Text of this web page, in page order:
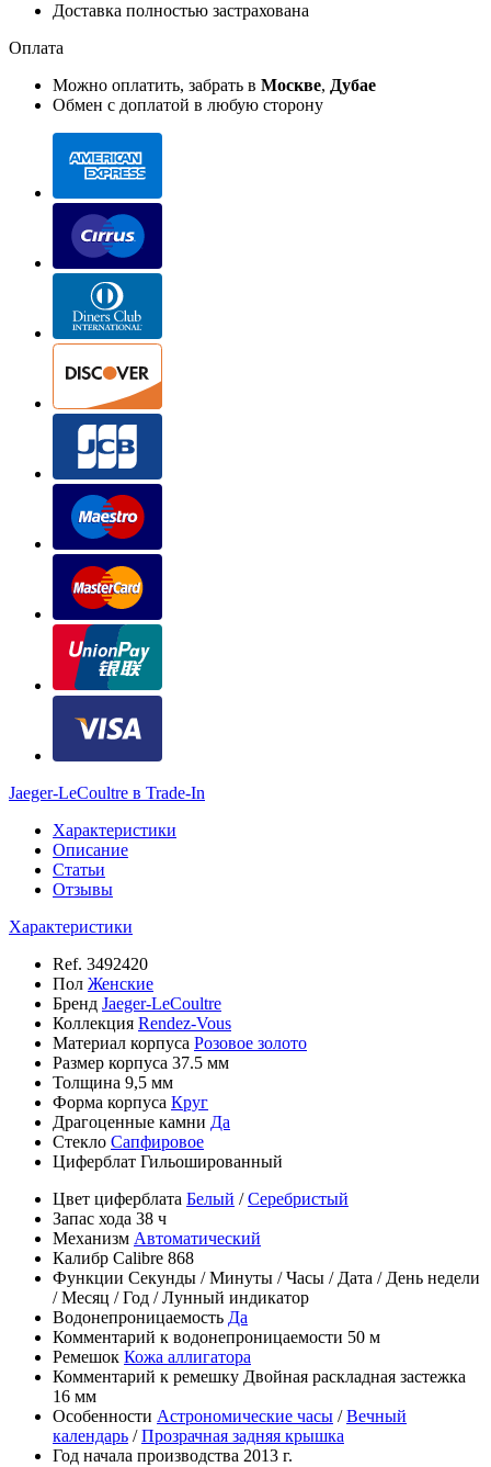
Доставка полностью застрахована
Оплата
Можно оплатить, забрать в Москве, Дубае
Обмен с доплатой в любую сторону
Jaeger-LeCoultre в Trade-In
Характеристики
Описание
Статьи
Отзывы
Характеристики
Ref. 3492420
Пол Женские
Бренд Jaeger-LeCoultre
Коллекция Rendez-Vous
Материал корпуса Розовое золото
Размер корпуса 37.5 мм
Толщина 9,5 мм
Форма корпуса Круг
Драгоценные камни Да
Стекло Сапфировое
Циферблат Гильошированный
Цвет циферблата Белый /Серебристый
Запас хода 38 ч
Механизм Автоматический
Калибр Calibre 868
Функции Секунды /Минуты /Часы / Дата / День недели
/Месяц /Год /Лунный индикатор
Водонепроницаемость Да
Комментарий к водонепроницаемости 50 м
Ремешок Кожа аллигатора
Комментарий к ремешку Двойная раскладная застежка
16 мм
Особенности Астрономические часы /Вечный
календарь /Прозрачная задняя крышка
Год начала производства 2013 г.